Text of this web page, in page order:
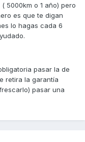
5000km o 1 año) pero
es que te digan
lo hagas cada 6
pasar la de
retira la garantía
pasar una